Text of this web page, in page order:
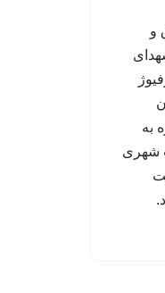
و
به
شهری